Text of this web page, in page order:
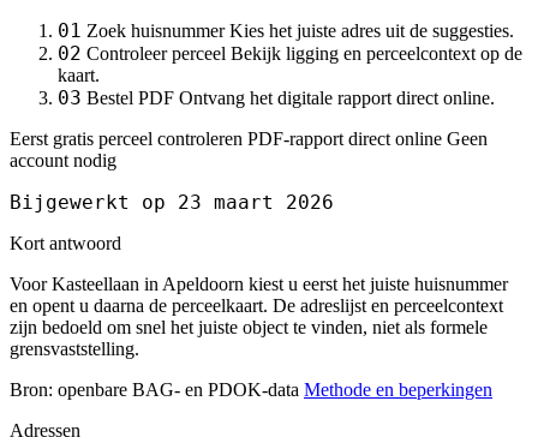
01 Zoek huisnummer Kies het juiste adres uit de suggesties.
02 Controleer perceel Bekijk ligging en perceelcontext op de
kaart.
03 Bestel PDF Ontvang het digitale rapport direct online.
Eerst gratis perceel controleren PDF-rapport direct online Geen
account nodig
Bijgewerkt op 23 maart 2026
Kort antwoord
Voor Kasteellaan in Apeldoorn kiest u eerst het juiste huisnummer
en opent u daarna de perceelkaart. De adreslijst en perceelcontext
zijn bedoeld om snel het juiste object te vinden, niet als formele
grensvaststelling.
Bron: openbare BAG- en PDOK-data Methode en beperkingen
Adressen